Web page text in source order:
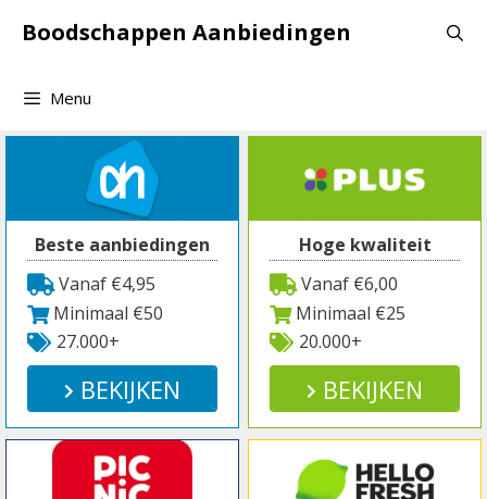
naarBoodschappen Aanbiedingen
Menu
Beste aanbiedingen
Vanaf €4,95
Minimaal €50
27.000+
BEKIJKEN
Hoge kwaliteit
Vanaf €6,00
Minimaal €25
20.000+
BEKIJKEN